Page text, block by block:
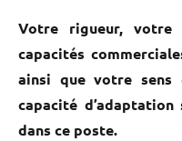
Votre rigueur, votre
capacités
ainsi que votre sens
capacité
dans ce poste.